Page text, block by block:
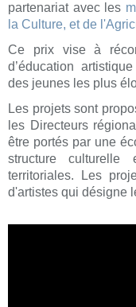
partenariat avec les
la Culture, et de
Ce prix vise à
d’éducation
des jeunes les plus
Les projets sont
les Directeurs
être portés par une
structure
territoriales. Les
d'artistes qui désigne